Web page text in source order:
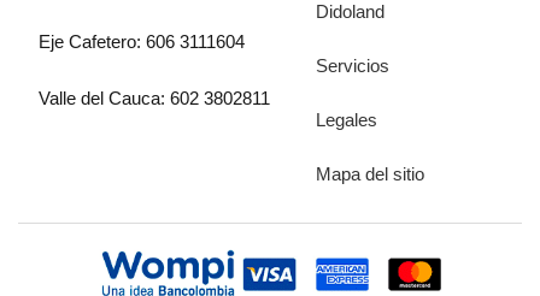
Eje Cafetero: 606 3111604
Valle del Cauca: 602 3802811
Didoland
Servicios
Legales
Mapa del sitio